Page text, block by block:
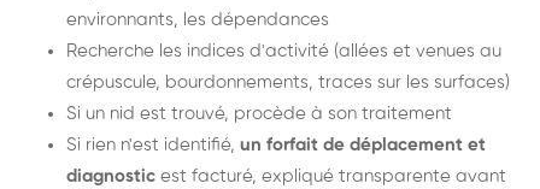
environnants, les dépendances
Recherche les indices d'activité (allées et venues au
crépuscule, bourdonnements, traces sur les surfaces)
Si un nid est trouvé, procède à son traitement
Si rien n'est identifié, un forfait de déplacement et
diagnostic est facturé, expliqué transparente avant